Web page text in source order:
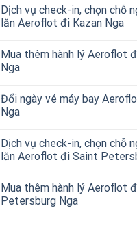
Dịch vụ check-in, chọn chỗ
lăn Aeroflot đi Kazan Nga
Mua thêm hành lý Aeroflot
Nga
Đổi ngày vé máy bay
Nga
Dịch vụ check-in, chọn chỗ
lăn Aeroflot đi Saint
Mua thêm hành lý Aeroflot
Petersburg Nga